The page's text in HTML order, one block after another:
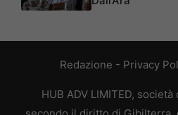
Redazione - Privacy
HUB ADV LIMITED,